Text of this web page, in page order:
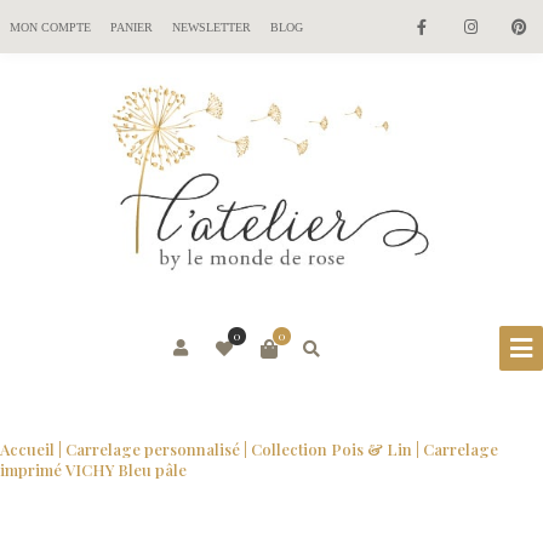
MON COMPTE PANIER NEWSLETTER BLOG
0
0
Accueil Carrelage personnalisé Collection Pois & Lin | Carrelage
imprimé VICHY Bleu pâle